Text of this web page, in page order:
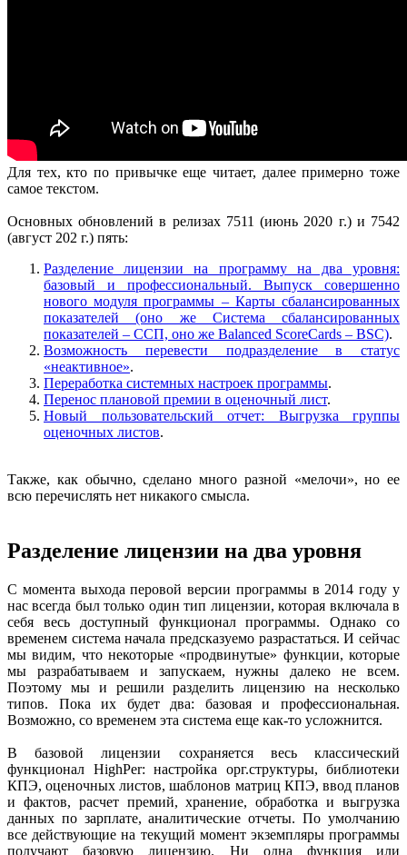
Для тех, кто по привычке еще читает, далее примерно тоже
самое текстом.
Основных обновлений в релизах 7511 (июнь 2020 г.) и 7542
(август 202 г.) пять:
Разделение лицензии на программу на два уровня:
базовый и профессиональный. Выпуск совершенно
нового модуля программы – Карты сбалансированных
показателей (оно же Система сбалансированных
показателей – ССП, оно же Balanced ScoreCards – BSC).
Возможность перевести подразделение в статус
«неактивное».
Переработка системных настроек программы.
Перенос плановой премии в оценочный лист.
Новый пользовательский отчет: Выгрузка группы
оценочных листов.
Также, как обычно, сделано много разной «мелочи», но ее
всю перечислять нет никакого смысла.
Разделение лицензии на два уровня
С момента выхода перовой версии программы в 2014 году у
нас всегда был только один тип лицензии, которая включала в
себя весь доступный функционал программы. Однако со
временем система начала предсказуемо разрастаться. И сейчас
мы видим, что некоторые «продвинутые» функции, которые
мы разрабатываем и запускаем, нужны далеко не всем.
Поэтому мы и решили разделить лицензию на несколько
типов. Пока их будет два: базовая и профессиональная.
Возможно, со временем эта система еще как-то усложнится.
В базовой лицензии сохраняется весь классический
функционал HighPer: настройка орг.структуры, библиотеки
КПЭ, оценочных листов, шаблонов матриц КПЭ, ввод планов
и фактов, расчет премий, хранение, обработка и выгрузка
данных по зарплате, аналитические отчеты. По умолчанию
все действующие на текущий момент экземпляры программы
получают базовую лицензию. Ни одна функция или